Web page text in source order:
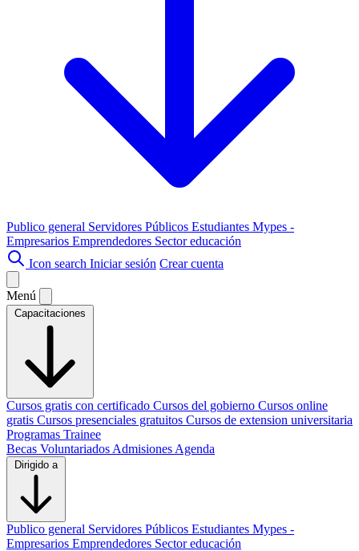
Publico general Servidores Públicos Estudiantes Mypes -
Empresarios Emprendedores Sector educación
Icon search Iniciar sesión Crear cuenta
Menú
Capacitaciones
Cursos gratis con certificado Cursos del gobierno Cursos online
gratis Cursos presenciales gratuitos Cursos de extension universitaria
Programas Trainee
Becas Voluntariados Admisiones Agenda
Dirigido a
Publico general Servidores Públicos Estudiantes Mypes -
Empresarios Emprendedores Sector educación